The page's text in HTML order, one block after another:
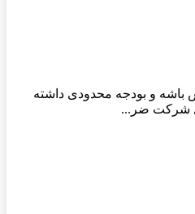
باشه و بودجه محدودی داشته
شرکت ضر...